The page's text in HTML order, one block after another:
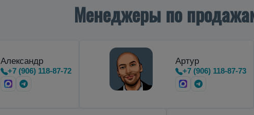
Менеджеры по
Александр
+7 (906) 118-87-72
Артур
+7 (906) 118-87-73